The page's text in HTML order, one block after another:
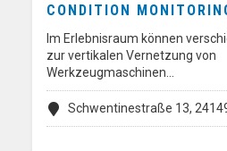
CONDITION
Im Erlebnisraum können
zur vertikalen Vernetzung von
Werkzeugmaschinen…
Schwentinestraße 13,